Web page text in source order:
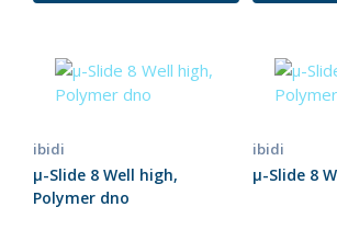
ibidi
µ-Slide 8 Well high,
Polymer dno
ibidi
µ-Slide 8